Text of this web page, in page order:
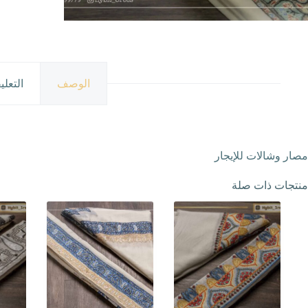
الوصف
مصار وشالات للإيجار
منتجات ذات صلة